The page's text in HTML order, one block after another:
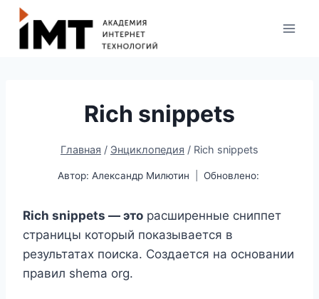
Rich snippets
Главная / Энциклопедия / Rich snippets
Автор: Александр Милютин Обновлено:
Rich snippets — это расширенные сниппет
страницы который показывается в
результатах поиска. Создается на основании
правил shema org.